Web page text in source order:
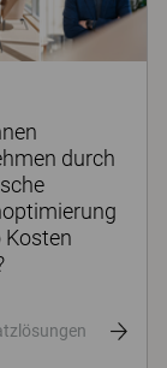
durch
Kosten